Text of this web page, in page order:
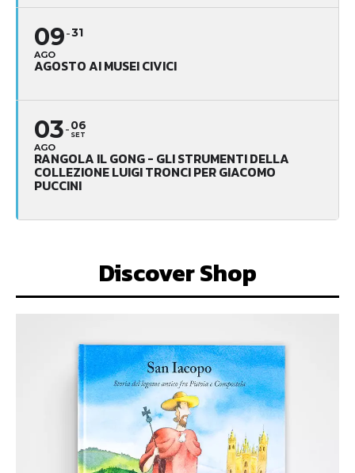
09
AGO
31
AGOSTO AI MUSEI CIVICI
03
AGO
06
SET
RANGOLA IL GONG - GLI STRUMENTI DELLA
COLLEZIONE LUIGI TRONCI PER GIACOMO
PUCCINI
Discover Shop